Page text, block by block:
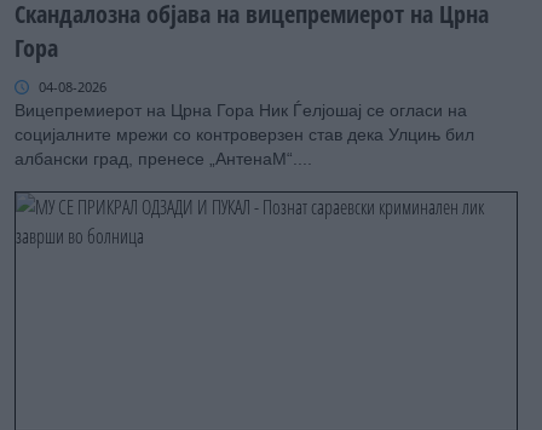
Скандалозна објава на вицепремиерот на Црна
Гора
04-08-2026
Вицепремиерот на Црна Гора Ник Ѓелјошај се огласи на
социјалните мрежи со контроверзен став дека Улцињ бил
албански град, пренесе „АнтенаМ“....